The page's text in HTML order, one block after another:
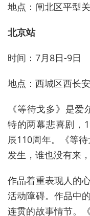
地点：闸北区平型
北京站
时间：7月8日-9日
地点：西城区西长
《等待戈多》是
特的两幕悲喜剧，
辰110周年。《等
发生，谁也没有来
作品着重表现人的
活动障碍。作品中
连贯的故事情节。